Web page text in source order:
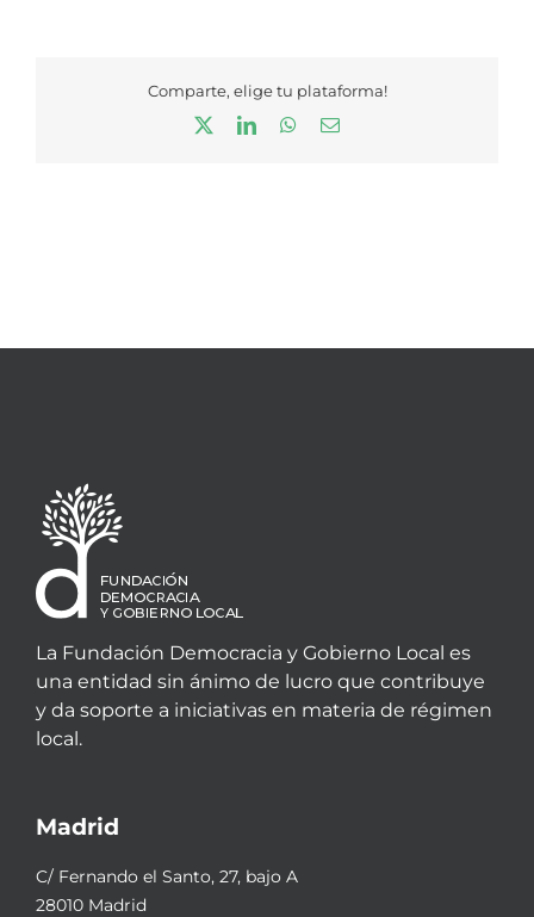
Comparte, elige tu plataforma!
LinkedInWhatsApp
Correo
La Fundación Democracia y Gobierno Local es
una entidad sin ánimo de lucro que contribuye
y da soporte a iniciativas en materia de régimen
local.
Madrid
C/ Fernando el Santo, 27, bajo A
28010 Madrid